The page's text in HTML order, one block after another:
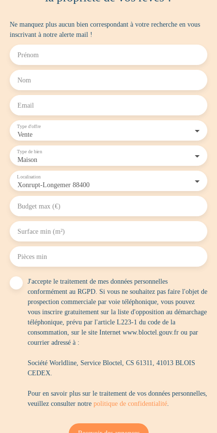
Ne manquez plus aucun bien correspondant à votre recherche en vous
inscrivant à notre alerte mail !
Prénom
Nom
Email
Vente
Type d'offre
Maison
Type de bien
Xonrupt-Longemer 88400
Localisation
Budget max (€)
Surface min (m²)
Pièces min
J'accepte le traitement de mes données personnelles
conformément au RGPD. Si vous ne souhaitez pas faire l'objet de
prospection commerciale par voie téléphonique, vous pouvez
vous inscrire gratuitement sur la liste d'opposition au démarchage
téléphonique, prévu par l'article L223-1 du code de la
consommation, sur le site Internet www.bloctel.gouv.fr ou par
courrier adressé à :
Société Worldline, Service Bloctel, CS 61311, 41013 BLOIS
CEDEX.
Pour en savoir plus sur le traitement de vos données personnelles,
veuillez consulter notre politique de confidentialité